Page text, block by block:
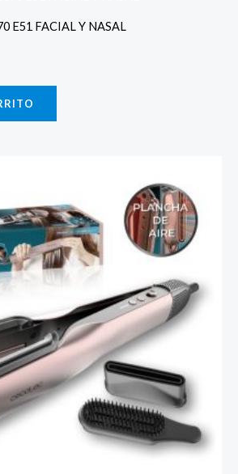
E51 FACIAL Y NASAL